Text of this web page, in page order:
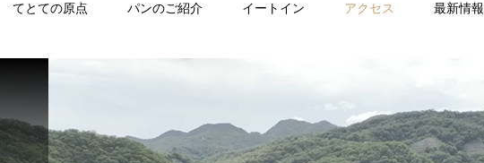
てとての原点 パンのご紹介 イートイン アクセス 最新情報